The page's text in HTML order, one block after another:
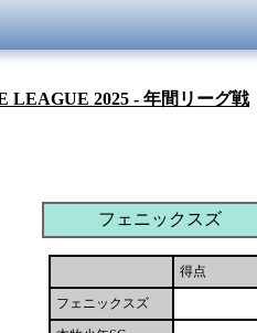
LEAGUE 2025 - 年間リーグ戦
フェニックスズ
得点
フェニックスズ